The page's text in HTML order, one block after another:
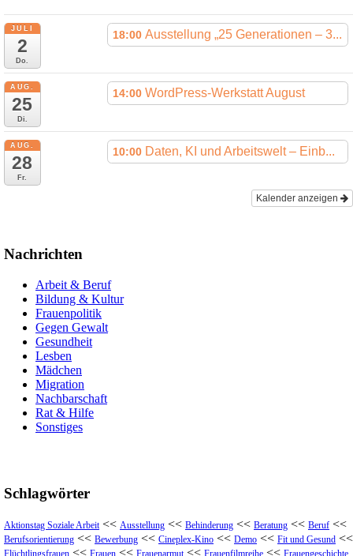
JULI
2
Do.
18:00 Ausstellung „25 Generationen – 3...
AUG.
25
Di.
14:00 WordPress-Werkstatt August
AUG.
28
Fr.
10:00 Daten, KI und Arbeitswelt – Einb...
Kalender anzeigen
Nachrichten
Arbeit & Beruf
Bildung & Kultur
Frauenpolitik
Gegen Gewalt
Gesundheit
Lesben
Mädchen
Migration
Nachbarschaft
Rat & Hilfe
Sonstiges
Schlagwörter
Aktionstag Soziale Arbeit << Ausstellung << Behinderung << Beratung << Beruf <<
Berufsorientierung << Bewerbung << Cineplex-Kino << Demo << Fit und Gesund <<
Flüchtlingsfrauen << Frauen << Frauenarmut << Frauenfilmreihe << Frauengeschichte